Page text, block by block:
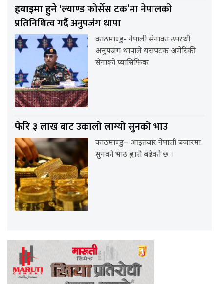
हवाईमा हुने ‘ल्याण्ड फोर्सेस टक’मा नेपालको
प्रतिनिधित्व गर्दै अनुपजंग थापा
काठमाण्डु- नेपाली सेनाका उपरथी
अनुपजंग थापाले यसपटक अमेरिकी
सेनाको प्यासिफिक
फेरि ३ लाख बाट उकालाे लाग्याे सुनको भाउ
काठमाण्डु– आइतबार नेपाली बजारमा
सुनको भाउ ह्वात्तै बढेको छ ।